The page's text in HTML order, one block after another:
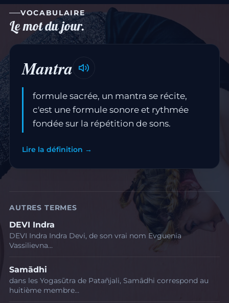
VOCABULAIRE
Le mot du jour.
Mantra
formule sacrée, un mantra se récite,
c'est une formule sonore et rythmée
fondée sur la répétition de sons.
Lire la définition →
AUTRES TERMES
DEVI Indra
DEVI Indra Indra Devi, de son vrai nom Evguenia
Vassilievna…
Samādhi
dans les Yogasūtra de Patañjali, Samādhi correspond au
huitième membre…